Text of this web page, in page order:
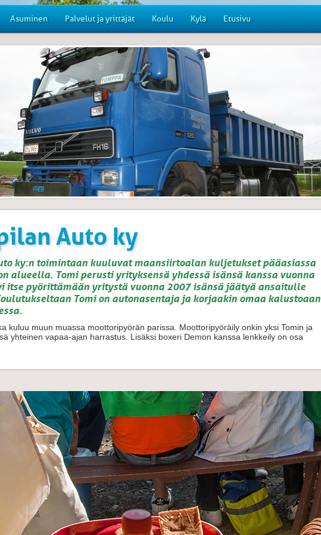
Asuminen Palvelut ja yrittäjät Koulu Kylä Etusivu
Auto ky
ky:n toimintaan kuuluvat maansiirtoalan kuljetukset pääasiassa
alueella. Tomi perusti yrityksensä yhdessä isänsä kanssa vuonna
itse pyörittämään yritystä vuonna 2007 isänsä jäätyä ansaitulle
Tomi on autonasentaja ja korjaakin omaa kalustoaan
kuluu muun muassa moottoripyörän parissa. Moottoripyöräily onkin yksi Tomin ja
yhteinen vapaa-ajan harrastus. Lisäksi boxeri Demon kanssa lenkkeily on osa